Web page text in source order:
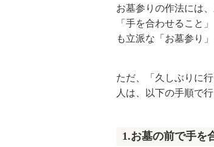
お墓参りの作法には
「手を合わせること
も立派な「お墓参り」
ただ、「久しぶりに
人は、以下の手順で
1.お墓の前で手を